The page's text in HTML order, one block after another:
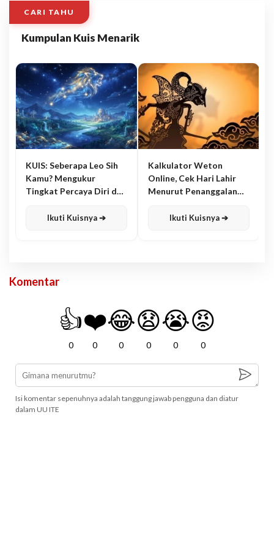
CARI TAHU
Kumpulan Kuis Menarik
KUIS: Seberapa Leo Sih
Kamu? Mengukur
Tingkat Percaya Diri dan
Ikuti Kuisnya ➔
Kalkulator Weton
Online, Cek Hari Lahir
Menurut Penanggalan
Ikuti Kuisnya ➔
Komentar
👍
0
❤️
0
😂
0
😧
0
😭
0
😡
0
Isi komentar sepenuhnya adalah tanggung jawab pengguna dan diatur
dalam UU ITE